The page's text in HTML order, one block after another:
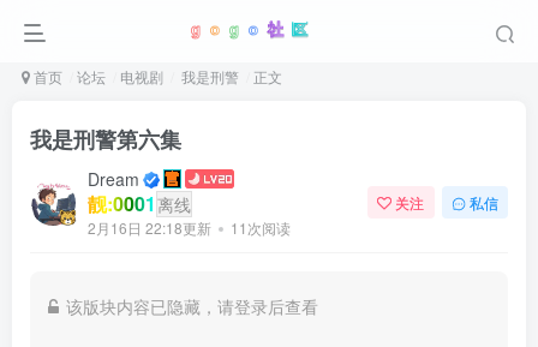
首页 论坛 电视剧 我是刑警 正文
我是刑警第六集
Dream
靓:0001 离线
2月16日 22:18更新 11次阅读
关注 私信
该版块内容已隐藏，请登录后查看